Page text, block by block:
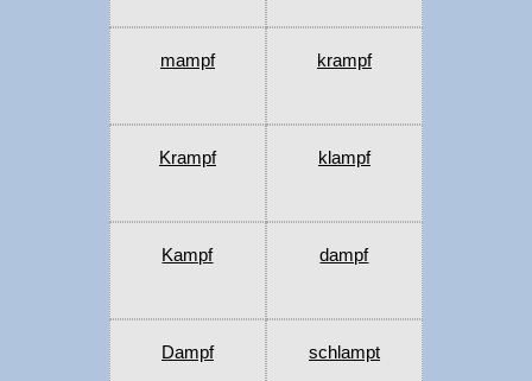
mampf krampf
Krampf klampf
Kampf dampf
Dampf schlampt